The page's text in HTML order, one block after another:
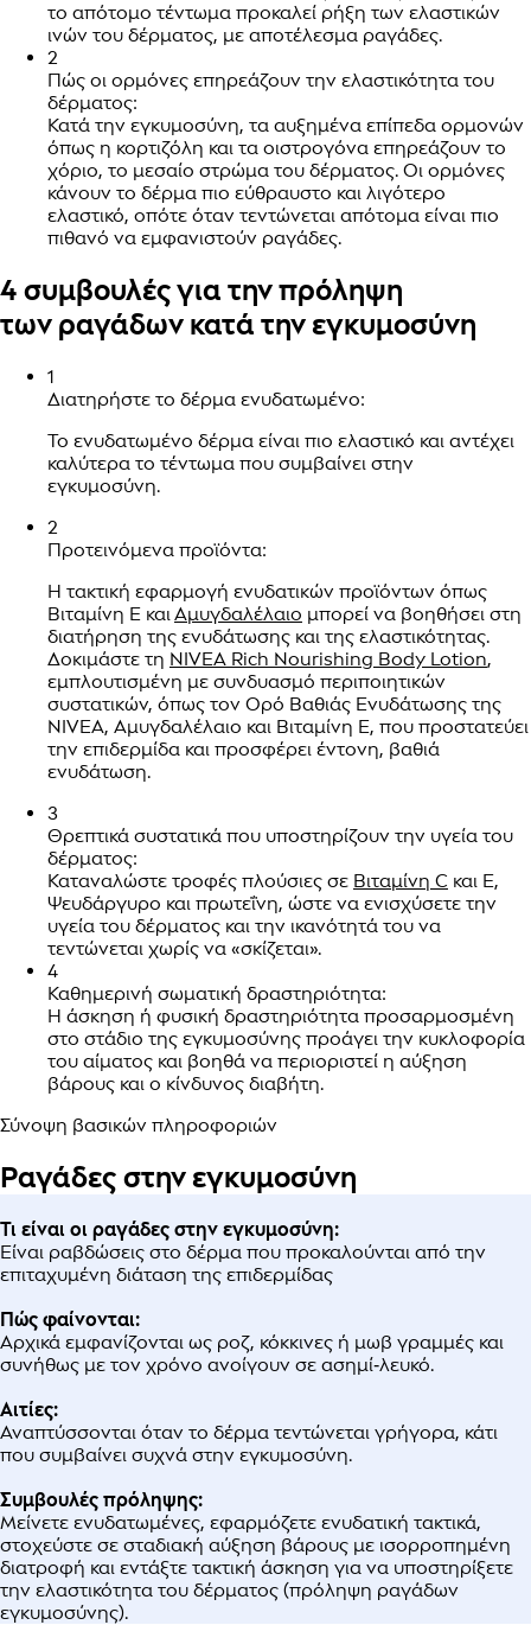
το απότομο τέντωμα προκαλεί ρήξη των ελαστικών
ινών του δέρματος, με αποτέλεσμα ραγάδες.
2
Πώς οι ορμόνες επηρεάζουν την ελαστικότητα του
δέρματος:
Κατά την εγκυμοσύνη, τα αυξημένα επίπεδα ορμονών
όπως η κορτιζόλη και τα οιστρογόνα επηρεάζουν το
χόριο, το μεσαίο στρώμα του δέρματος. Οι ορμόνες
κάνουν το δέρμα πιο εύθραυστο και λιγότερο
ελαστικό, οπότε όταν τεντώνεται απότομα είναι πιο
πιθανό να εμφανιστούν ραγάδες.
4 συμβουλές για την πρόληψη
των ραγάδων κατά την εγκυμοσύνη
1
Διατηρήστε το δέρμα ενυδατωμένο:
Το ενυδατωμένο δέρμα είναι πιο ελαστικό και αντέχει
καλύτερα το τέντωμα που συμβαίνει στην
εγκυμοσύνη.
2
Προτεινόμενα προϊόντα:
Η τακτική εφαρμογή ενυδατικών προϊόντων όπως
Βιταμίνη Ε καιΑμυγδαλέλαιο μπορεί να βοηθήσει στη
διατήρηση της ενυδάτωσης και της ελαστικότητας.
Δοκιμάστε τη NIVEA Rich Nourishing Body Lotion,
εμπλουτισμένη με συνδυασμό περιποιητικών
συστατικών, όπως τον Ορό Βαθιάς Ενυδάτωσης της
NIVEA, Αμυγδαλέλαιο και Βιταμίνη Ε, που προστατεύει
την επιδερμίδα και προσφέρει έντονη, βαθιά
ενυδάτωση.
3
Θρεπτικά συστατικά που υποστηρίζουν την υγεία του
δέρματος:
Καταναλώστε τροφές πλούσιες σε Βιταμίνη C και Ε,
Ψευδάργυρο και πρωτεΐνη, ώστε να ενισχύσετε την
υγεία του δέρματος και την ικανότητά του να
τεντώνεται χωρίς να «σκίζεται».
4
Καθημερινή σωματική δραστηριότητα:
Η άσκηση ή φυσική δραστηριότητα προσαρμοσμένη
στο στάδιο της εγκυμοσύνης προάγει την κυκλοφορία
του αίματος και βοηθά να περιοριστεί η αύξηση
βάρους και ο κίνδυνος διαβήτη.
Σύνοψη βασικών πληροφοριών
Ραγάδες στην εγκυμοσύνη
Τι είναι οι ραγάδες στην εγκυμοσύνη:
Είναι ραβδώσεις στο δέρμα που προκαλούνται από την
επιταχυμένη διάταση της επιδερμίδας
Πώς φαίνονται:
Αρχικά εμφανίζονται ως ροζ, κόκκινες ή μωβ γραμμές και
συνήθως με τον χρόνο ανοίγουν σε ασημί‑λευκό.
Αιτίες:
Αναπτύσσονται όταν το δέρμα τεντώνεται γρήγορα, κάτι
που συμβαίνει συχνά στην εγκυμοσύνη.
Συμβουλές πρόληψης:
Μείνετε ενυδατωμένες, εφαρμόζετε ενυδατική τακτικά,
στοχεύστε σε σταδιακή αύξηση βάρους με ισορροπημένη
διατροφή και εντάξτε τακτική άσκηση για να υποστηρίξετε
την ελαστικότητα του δέρματος (πρόληψη ραγάδων
εγκυμοσύνης).